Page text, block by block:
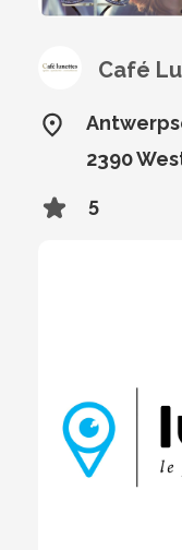
Café
2390
5